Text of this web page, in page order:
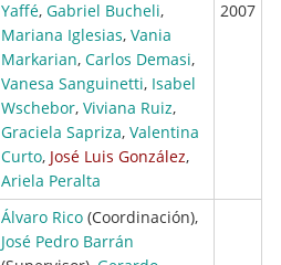
Yaffé, Gabriel Bucheli,
Mariana Iglesias, Vania
Markarian, Carlos Demasi,
Vanesa Sanguinetti, Isabel
Wschebor, Viviana Ruiz,
Graciela Sapriza, Valentina
Curto, José Luis González,
Ariela Peralta
2007
Álvaro Rico (Coordinación),
José Pedro Barrán